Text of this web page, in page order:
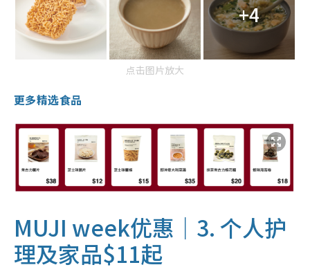
+4
点击图片放大
更多精选食品
MUJI week优惠｜3. 个人护
理及家品$11起